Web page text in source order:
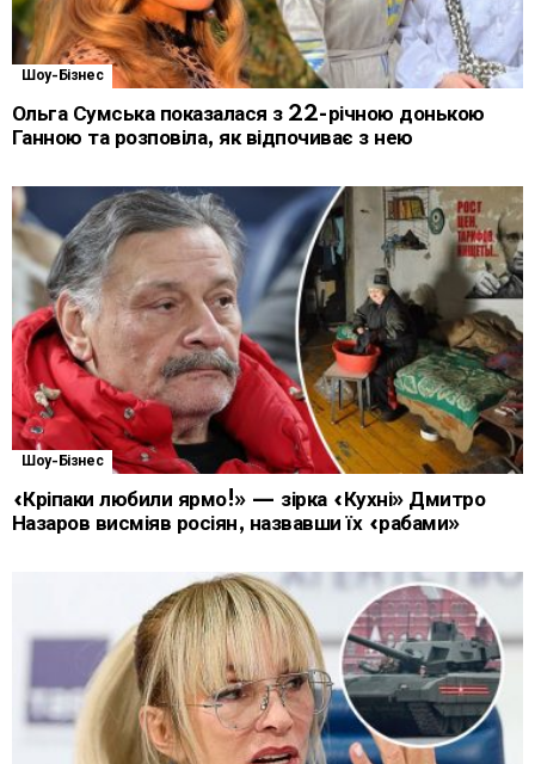
Шоу-Бізнес
Ольга Сумська показалася з 22-річною донькою
Ганною та розповіла, як відпочиває з нею
Шоу-Бізнес
«Кріпаки любили ярмо!» — зірка «Кухні» Дмитро
Назаров висміяв росіян, назвавши їх «рабами»